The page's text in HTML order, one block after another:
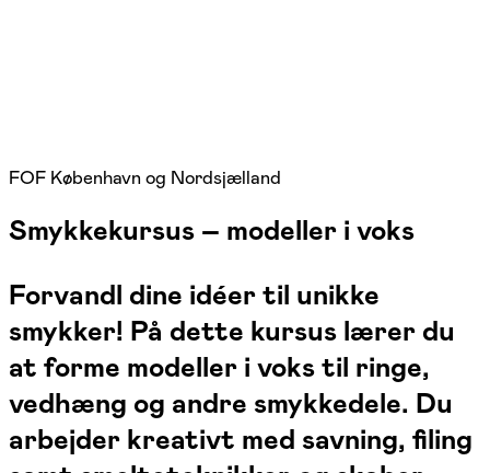
FOF København og Nordsjælland
Smykkekursus – modeller i voks
Forvandl dine idéer til unikke
smykker! På dette kursus lærer du
at forme modeller i voks til ringe,
vedhæng og andre smykkedele. Du
arbejder kreativt med savning, filing